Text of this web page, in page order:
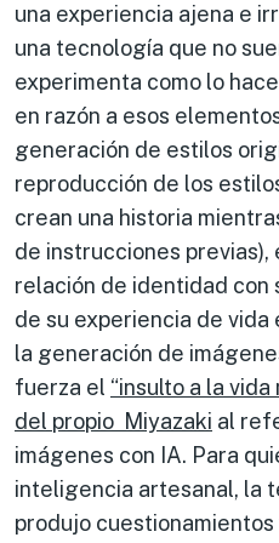
una experiencia ajena e
una tecnología que no
experimenta como lo
en razón a esos
generación de estilos
reproducción de los
crean una historia
de instrucciones previas),
relación de identidad con
de su experiencia de
la generación de
fuerza el “insulto a la vida
del propio Miyazaki al
imágenes con IA. Para
inteligencia artesanal, la
produjo